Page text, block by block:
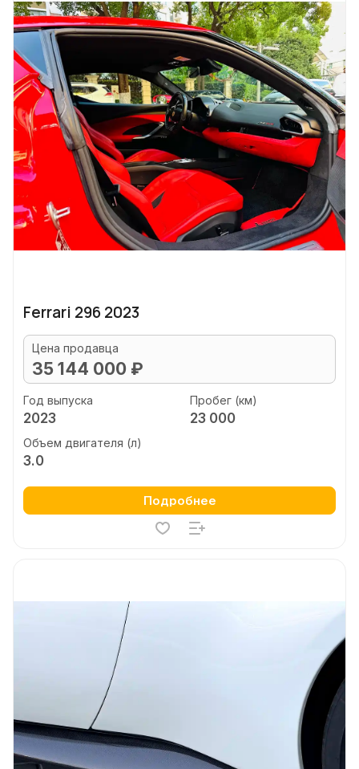
Ferrari 296 2023
Цена продавца
35 144 000 ₽
Год выпуска
2023
Пробег (км)
23 000
Объем двигателя (л)
3.0
Подробнее